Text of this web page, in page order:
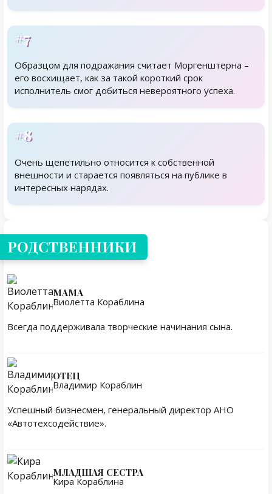
#7
Образцом для подражания считает Моргенштерна –
его восхищает, как за такой короткий срок
исполнитель смог добиться невероятного успеха.
#8
Очень щепетильно относится к собственной
внешности и старается появляться на публике в
интересных нарядах.
Родственники
РОДСТВЕННИКИ
МАМА
Виолетта Кораблина
Всегда поддерживала творческие начинания сына.
ОТЕЦ
Владимир Кораблин
Успешный бизнесмен, генеральный директор АНО
«Автотехсодействие».
МЛАДШАЯ СЕСТРА
Кира Кораблина